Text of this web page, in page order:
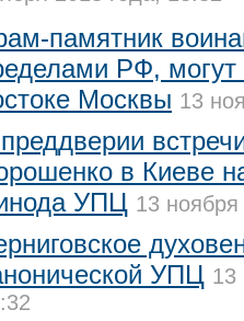
памятник
РФ, могут
Москвы 13
в Киеве
УПЦ 13
УПЦ 13